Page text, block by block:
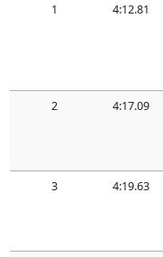
1 4:12.81
2 4:17.09
3 4:19.63